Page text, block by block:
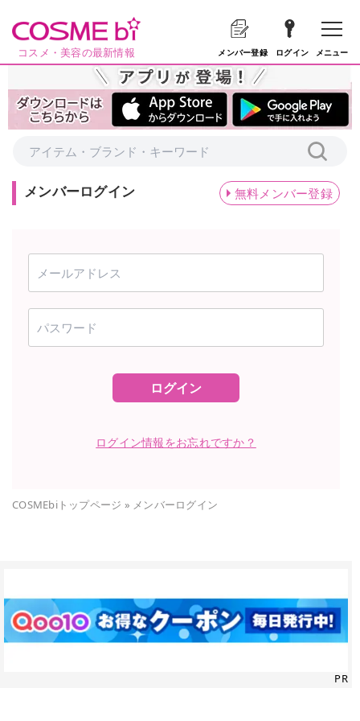
コスメ・美容の最新情報 メンバー登録 ログイン メニュー
メンバーログイン 無料メンバー登録
ログイン
ログイン情報をお忘れですか？
COSMEbiトップページ » メンバーログイン
PR